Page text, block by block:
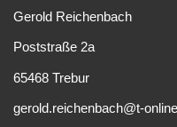
Gerold Reichenbach
Poststraße 2a
65468 Trebur
gerold.reichenbach@t-